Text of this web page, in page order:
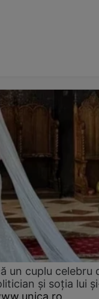
un cuplu celebru
și soția lui